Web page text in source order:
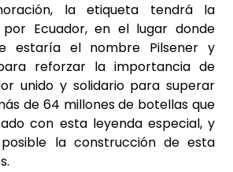
la etiqueta tendrá la
por Ecuador, en el lugar donde
estaría el nombre Pilsener y
reforzar la importancia de
unido y solidario para superar
de 64 millones de botellas que
con esta leyenda especial, y
la construcción de esta